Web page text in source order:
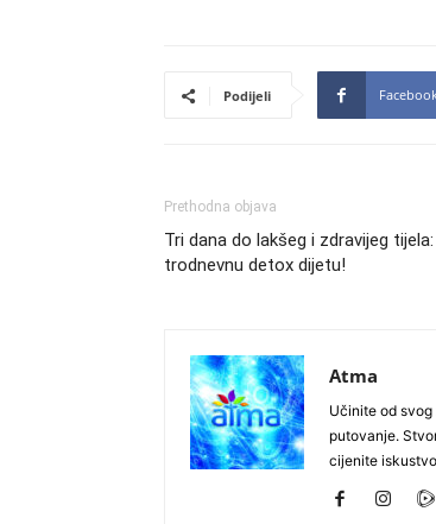
Podijeli
Prethodna objava
Tri dana do lakšeg i zdravijeg
trodnevnu detox dijetu!
Atma
Učinite od
putovanje.
cijenite